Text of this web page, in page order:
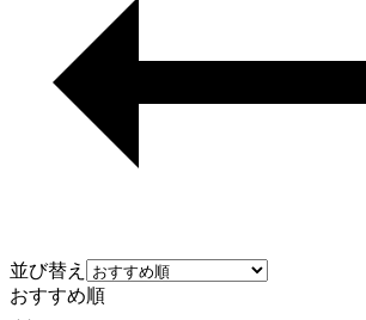
並び替え
おすすめ順